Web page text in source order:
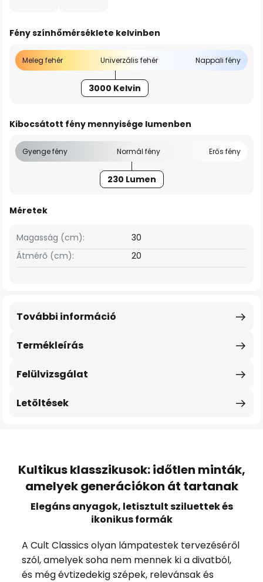
Fény színhőmérséklete kelvinben
Meleg fehér Univerzális fehér Nappali fény
3000 Kelvin
Kibocsátott fény mennyisége lumenben
Gyenge fény Normál fény Erős fény
230 Lumen
Méretek
Magasság (cm):
30
Átmérő (cm):
20
Termékleírás
További információ
Felülvizsgálat
Letöltések
Kultikus klasszikusok: időtlen minták,
amelyek generációkon át tartanak
Elegáns anyagok, letisztult sziluettek és
ikonikus formák
A Cult Classics olyan lámpatestek tervezéséről
szól, amelyek soha nem mennek ki a divatból,
és még évtizedekig szépek, relevánsak és